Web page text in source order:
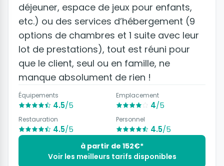
déjeuner, espace de jeux pour enfants,
etc.) ou des services d’hébergement (9
options de chambres et 1 suite avec leur
lot de prestations), tout est réuni pour
que le client, seul ou en famille, ne
manque absolument de rien !
Équipements
4.5/5
Emplacement
4/5
Restauration
4.5/5
Personnel
4.5/5
à partir de 152€*
Voir les meilleurs tarifs disponibles